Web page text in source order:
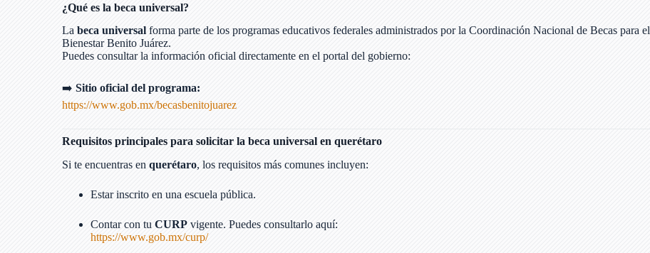
¿Qué es la beca universal?
La beca universal forma parte de los programas educativos federales administrados por la Coordinación Nacional de Becas para el
Bienestar Benito Juárez.
Puedes consultar la información oficial directamente en el portal del gobierno:
➡️ Sitio oficial del programa:
https://www.gob.mx/becasbenitojuarez
Requisitos principales para solicitar la beca universal en querétaro
Si te encuentras en querétaro, los requisitos más comunes incluyen:
Estar inscrito en una escuela pública.
Contar con tu CURP vigente. Puedes consultarlo aquí:
https://www.gob.mx/curp/